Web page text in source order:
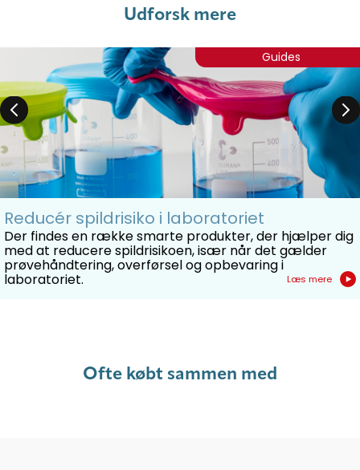
Udforsk mere
Guides
Reducér spildrisiko i laboratoriet
Der findes en række smarte produkter, der hjælper dig
med at reducere spildrisikoen, især når det gælder
prøvehåndtering, overførsel og opbevaring i
laboratoriet. Læs mere
Ofte købt sammen med